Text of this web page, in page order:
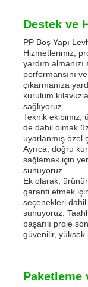
Destek ve
PP Boş Yapı
Hizmetlerimiz,
yardım almanızı
performansını
çıkarmanıza
kurulum
sağlıyoruz.
Teknik ekibimiz,
de dahil olmak
uyarlanmış özel
Ayrıca, doğru
sağlamak için
sunuyoruz.
Ek olarak,
garanti etmek
seçenekleri dahil
sunuyoruz.
başarılı proje
güvenilir, yüksek
Paketleme